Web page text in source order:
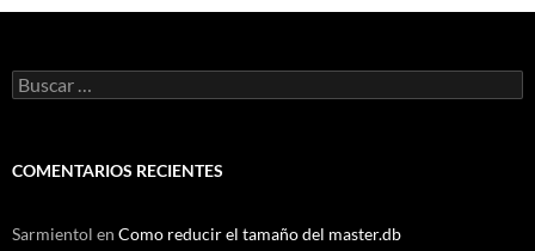
Buscar:
COMENTARIOS RECIENTES
Sarmientol en Como reducir el tamaño del master.db